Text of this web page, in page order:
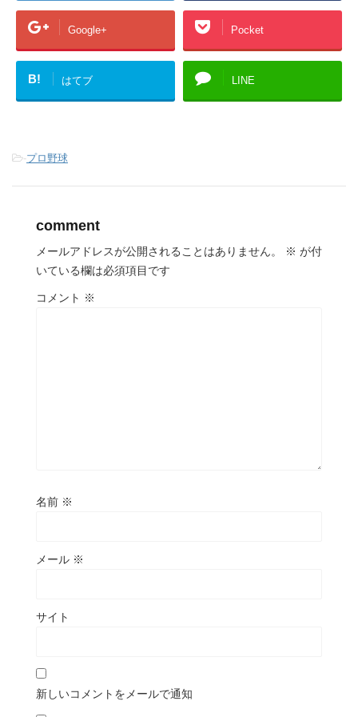
Google+ Pocket
B! はてブ LINE
-プロ野球
comment
メールアドレスが公開されることはありません。 ※ が付
いている欄は必須項目です
コメント ※
名前 ※
メール ※
サイト
新しいコメントをメールで通知